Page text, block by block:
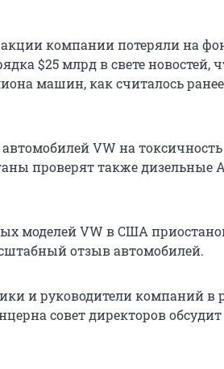
компании потеряли на
$25 млрд в свете новостей,
машин, как считалось ранее,
VW на токсичность
проверят также дизельные
моделей VW в США
отзыв автомобилей.
и руководители компаний в
совет директоров обсудит